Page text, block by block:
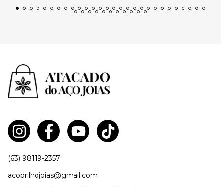
(63) 98119-2357
acobrilhojoias@gmail.com